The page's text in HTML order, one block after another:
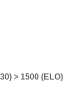
> 1500 (ELO)